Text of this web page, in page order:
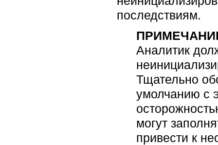
последствиям.
Аналитик
Тщательно
умолчанию с
могут
привести к